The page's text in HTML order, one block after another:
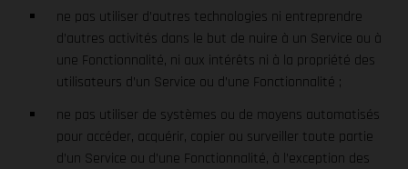
ne pas utiliser d’autres technologies ni entreprendre
d’autres activités dans le but de nuire à un Service ou à
une Fonctionnalité, ni aux intérêts ni à la propriété des
utilisateurs d’un Service ou d’une Fonctionnalité ;
ne pas utiliser de systèmes ou de moyens automatisés
pour accéder, acquérir, copier ou surveiller toute partie
d’un Service ou d’une Fonctionnalité, à l’exception des